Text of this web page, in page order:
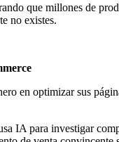
que millones de
no existes.
en optimizar sus
IA para investigar